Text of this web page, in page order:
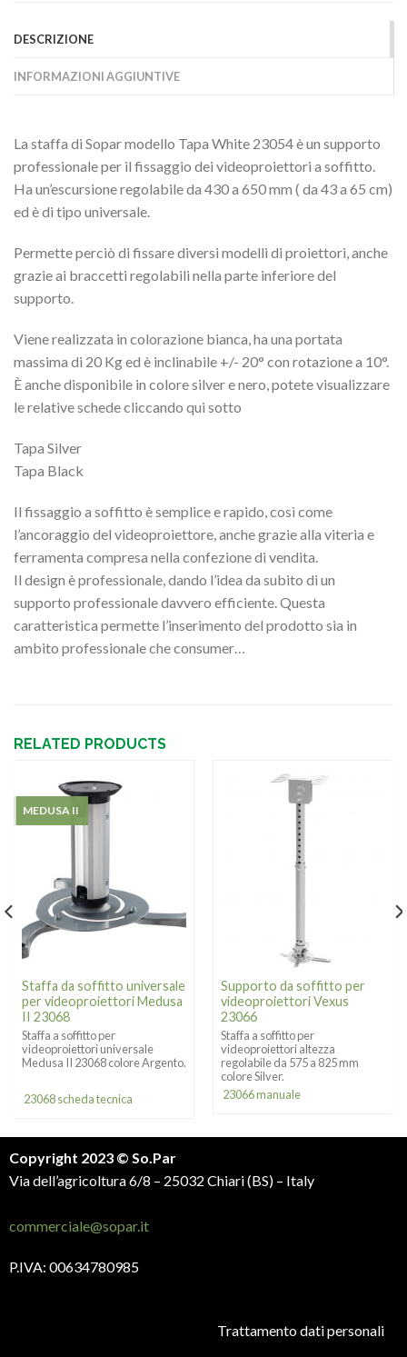
DESCRIZIONE
INFORMAZIONI AGGIUNTIVE
La staffa di Sopar modello Tapa White 23054 è un supporto
professionale per il fissaggio dei videoproiettori a soffitto.
Ha un’escursione regolabile da 430 a 650 mm ( da 43 a 65 cm)
ed è di tipo universale.
Permette perciò di fissare diversi modelli di proiettori, anche
grazie ai braccetti regolabili nella parte inferiore del
supporto.
Viene realizzata in colorazione bianca, ha una portata
massima di 20 Kg ed è inclinabile +/- 20° con rotazione a 10°.
È anche disponibile in colore silver e nero, potete visualizzare
le relative schede cliccando qui sotto
Tapa Silver
Tapa Black
Il fissaggio a soffitto è semplice e rapido, così come
l’ancoraggio del videoproiettore, anche grazie alla viteria e
ferramenta compresa nella confezione di vendita.
Il design è professionale, dando l’idea da subito di un
supporto professionale davvero efficiente. Questa
caratteristica permette l’inserimento del prodotto sia in
ambito professionale che consumer…
RELATED PRODUCTS
Staffa da soffitto universale
per videoproiettori Medusa
II 23068
Staffa a soffitto per
videoproiettori universale
Medusa II 23068 colore Argento.
23068 scheda tecnica
MEDUSA II
Supporto da soffitto per
videoproiettori Vexus
23066
Staffa a soffitto per
videoproiettori altezza
regolabile da 575 a 825 mm
colore Silver.
23066 manuale
Copyright 2023 © So.Par
Via dell’agricoltura 6/8 – 25032 Chiari (BS) – Italy
commerciale@sopar.it
P.IVA: 00634780985
Trattamento dati personali